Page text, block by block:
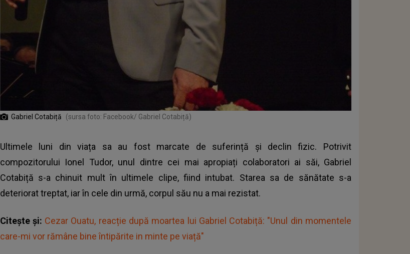
Gabriel Cotabiță (sursa foto: Facebook/ Gabriel Cotabiță)
Ultimele luni din viața sa au fost marcate de suferință și declin fizic. Potrivit
compozitorului Ionel Tudor, unul dintre cei mai apropiați colaboratori ai săi, Gabriel
Cotabiță s-a chinuit mult în ultimele clipe, fiind intubat. Starea sa de sănătate s-a
deteriorat treptat, iar în cele din urmă, corpul său nu a mai rezistat.
Citește și: Cezar Ouatu, reacție după moartea lui Gabriel Cotabiță: "Unul din momentele
care-mi vor rămâne bine întipărite in minte pe viață"